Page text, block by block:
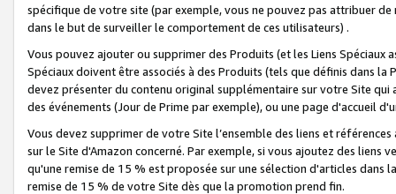
spécifique de votre site (par exemple, vous ne pouvez pas attribuer
dans le but de surveiller le comportement de ces utilisateurs) .
Vous pouvez ajouter ou supprimer des Produits (et les Liens
Spéciaux doivent être associés à des Produits (tels que définis dans
devez présenter du contenu original supplémentaire sur votre Site qui
des événements (Jour de Prime par exemple), ou une page d'accueil
Vous devez supprimer de votre Site l’ensemble des liens et
sur le Site d'Amazon concerné. Par exemple, si vous ajoutez des
qu'une remise de 15 % est proposée sur une sélection d'articles
remise de 15 % de votre Site dès que la promotion prend fin.